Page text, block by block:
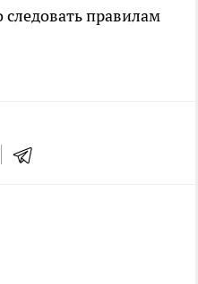
следовать правилам